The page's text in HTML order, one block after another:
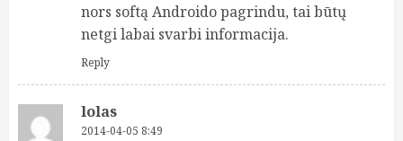
nors softą Androido pagrindu, tai būtų
netgi labai svarbi informacija.
Reply
lolas
2014-04-05 8:49